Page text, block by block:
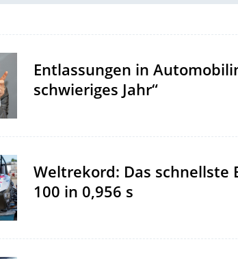
Entlassungen in
schwieriges Jahr“
Weltrekord: Das schnellste
100 in 0,956 s